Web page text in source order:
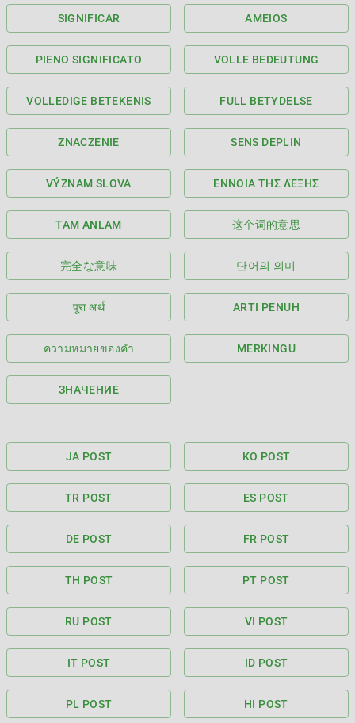
SIGNIFICAR AMEIOS
PIENO SIGNIFICATO VOLLE BEDEUTUNG
VOLLEDIGE BETEKENIS FULL BETYDELSE
ZNACZENIE SENS DEPLIN
VÝZNAM SLOVA ΈΝΝΟΙΑ ΤΗΣ ΛΈΞΗΣ
TAM ANLAM 这个词的意思
完全な意味 단어의 의미
पूरा अर्थ ARTI PENUH
ความหมายของคำ MERKINGU
ЗНАЧЕНИЕ
JA POST KO POST
TR POST ES POST
DE POST FR POST
TH POST PT POST
RU POST VI POST
IT POST ID POST
PL POST HI POST